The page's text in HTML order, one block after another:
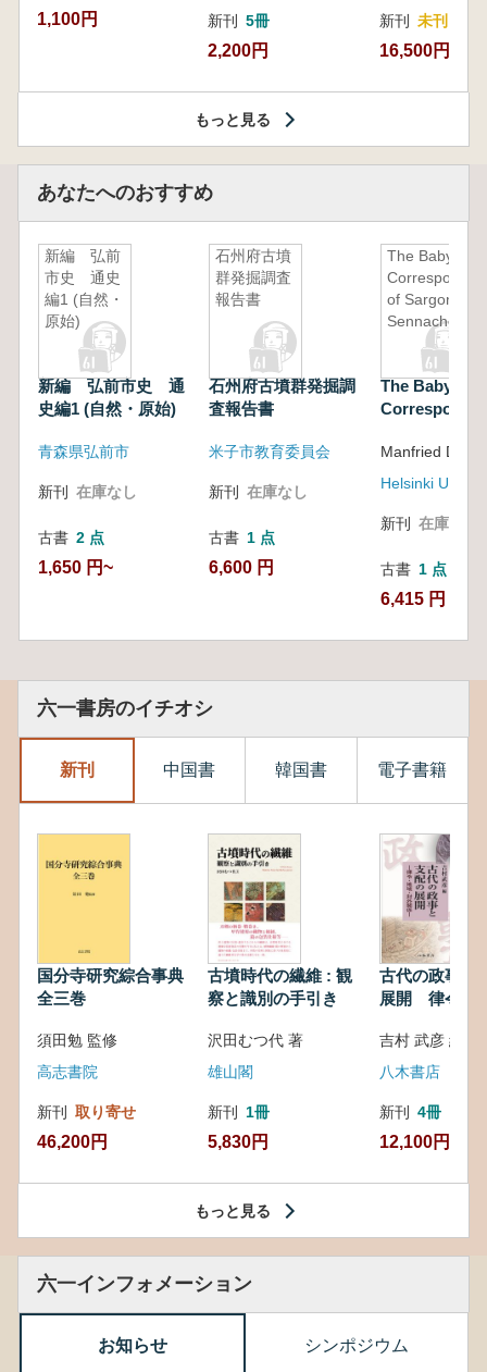
1,100円 新刊 5冊
2,200円
新刊 未刊
16,500円
もっと見る
あなたへのおすすめ
新編 弘前
市史 通史
編1 (自然・
原始)
新編 弘前市史 通
史編1 (自然・原始)
青森県弘前市
新刊 在庫なし
古書 2 点
1,650 円~
石州府古墳
群発掘調査
報告書
石州府古墳群発掘調
査報告書
米子市教育委員会
新刊 在庫なし
古書 1 点
6,600 円
The
of Sargon and
Sennacherib
The
Sennacherib
Manfried
新刊 在庫なし
古書 1 点
6,415 円
六一書房のイチオシ
新刊 中国書 韓国書 電子書籍
国分寺研究綜合事典
全三巻
須田勉 監修
高志書院
新刊 取り寄せ
46,200円
古墳時代の繊維 : 観
察と識別の手引き
沢田むつ代 著
雄山閣
新刊 1冊
5,830円
古代の政事と
展開 律令・
吉村 武彦 編集
八木書店
新刊 4冊
12,100円
もっと見る
六一インフォメーション
お知らせ シンポジウム